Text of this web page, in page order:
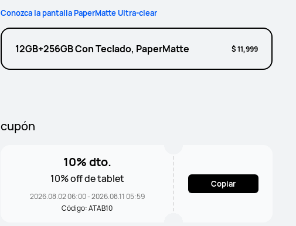
Conozca la pantalla PaperMatte Ultra-clear
12GB+256GB Con Teclado, PaperMatte $ 11,999
cupón
10% dto.
10% off de tablet
2026.08.02 06:00 - 2026.08.11 05:59
Código: ATAB10
Copiar